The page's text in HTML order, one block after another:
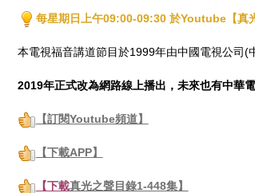
每星期日上午09:00-09:30 於Youtube【真
本電視福音講道節目於1999年由中國電視公司(
2019年正式改為網路線上播出，未來也有中華電
【訂閱Youtube頻道】
【下載APP】
【下載真光之聲目錄1-448集】